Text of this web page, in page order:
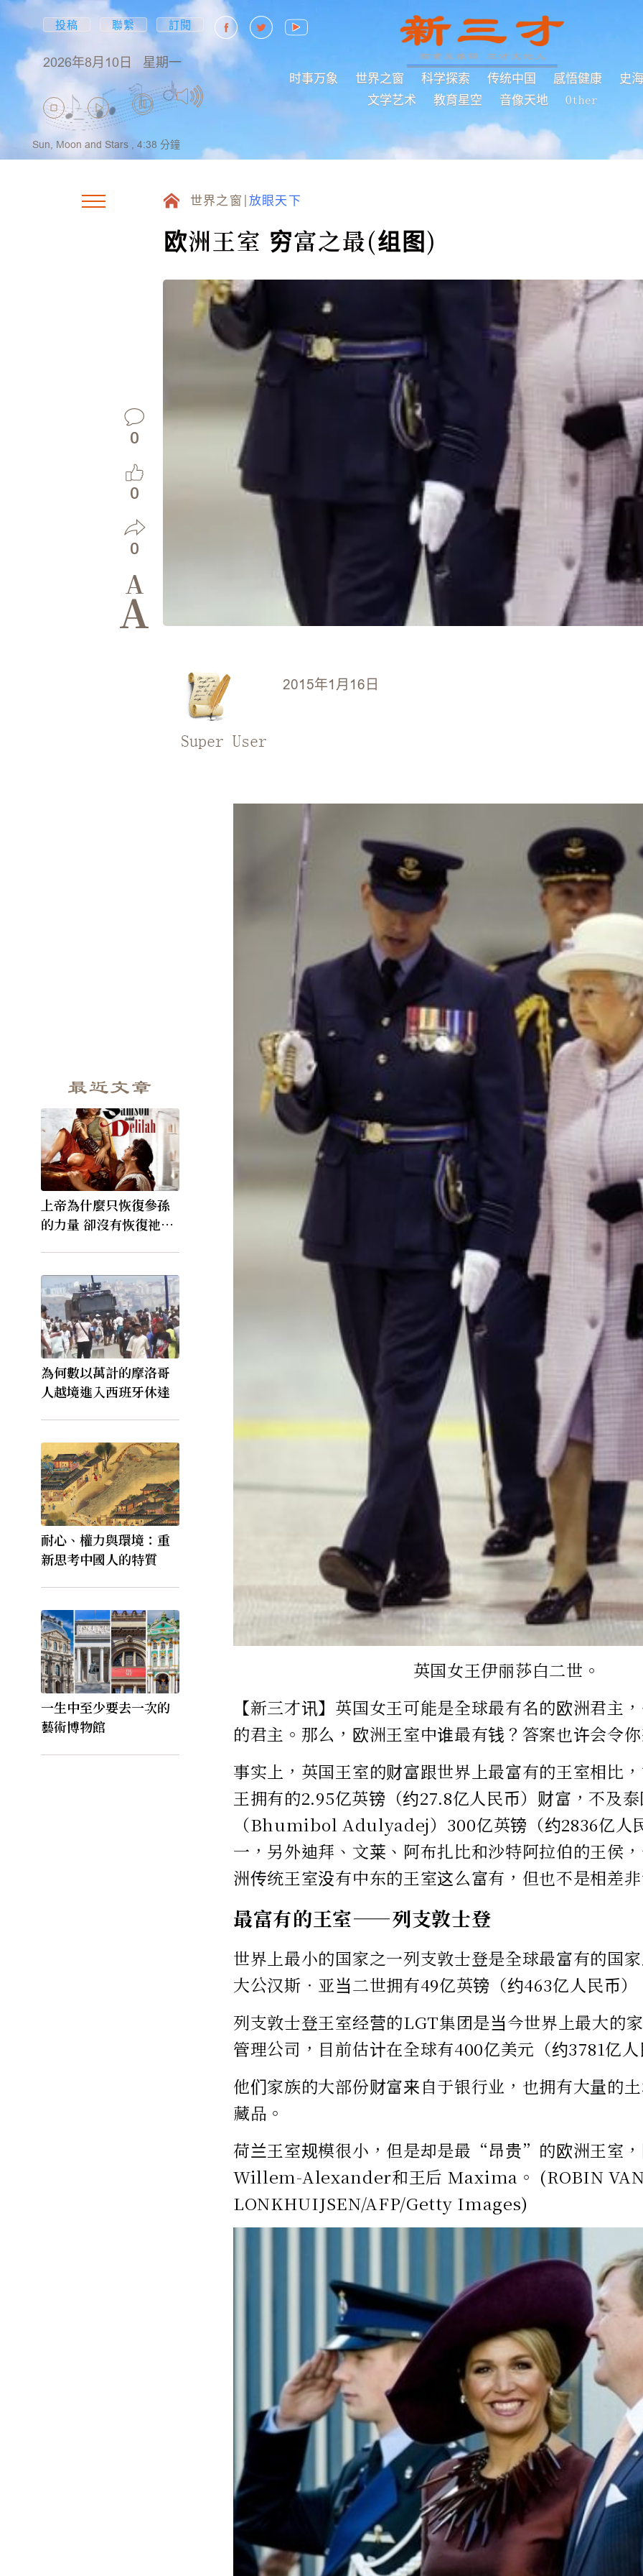
投稿 聯繫 訂閱
2026年8月10日 星期一
时事万象 世界之窗 科学探索 传统中国 感悟健康
史
文学艺术
教育星空 音像天地 Other
Sun, Moon and Stars , 4:38 分鐘
世界之窗 放眼天下
欧洲王室 穷富之最(组图)
0
0
0
A
A
最近文章
上帝為什麼只恢復參孫
的力量 卻沒有恢復祂的
為何數以萬計的摩洛哥
人越境進入西班牙休達
耐心、權力與環境：重
新思考中國人的特質
一生中至少要去一次的
藝術博物館
2015年1月16日
Super User
英国女王伊丽莎白二世。
【新三才讯】英国女王可能是全球最有名的欧洲君主
的君主。那么，欧洲王室中谁最有钱？答案也许会令
事实上，英国王室的财富跟世界上最富有的王室相比
王拥有的2.95亿英镑（约27.8亿人民币）财富，不及
（Bhumibol Adulyadej）300亿英镑（约2836亿人
一，另外迪拜、文莱、阿布扎比和沙特阿拉伯的王侯
洲传统王室没有中东的王室这么富有，但也不是相差
最富有的王室——列支敦士登
世界上最小的国家之一列支敦士登是全球最富有的国
大公汉斯‧亚当二世拥有49亿英镑（约463亿人民币
列支敦士登王室经营的LGT集团是当今世界上最大的
管理公司，目前估计在全球有400亿美元（约3781亿
他们家族的大部份财富来自于银行业，也拥有大量的
藏品。
荷兰王室规模很小，但是却是最“昂贵”的欧洲王室
Willem-Alexander和王后 Maxima。 (ROBIN
LONKHUIJSEN/AFP/Getty Images)